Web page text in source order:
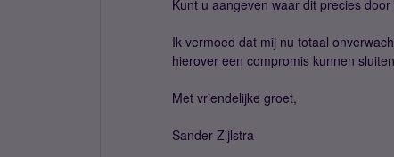
Kunt u aangeven waar dit precies
Ik vermoed dat mij nu totaal
hierover een compromis kunnen
Met vriendelijke groet,
Sander Zijlstra